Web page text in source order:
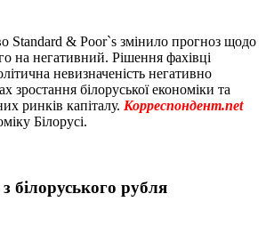
Standard & Poor`s змінило прогноз щодо
на негативний. Рішення фахівці
невизначеність негативно
зростання білоруської економіки та
ринків капіталу. Корреспондент.net
Білорусі.
білоруського рубля